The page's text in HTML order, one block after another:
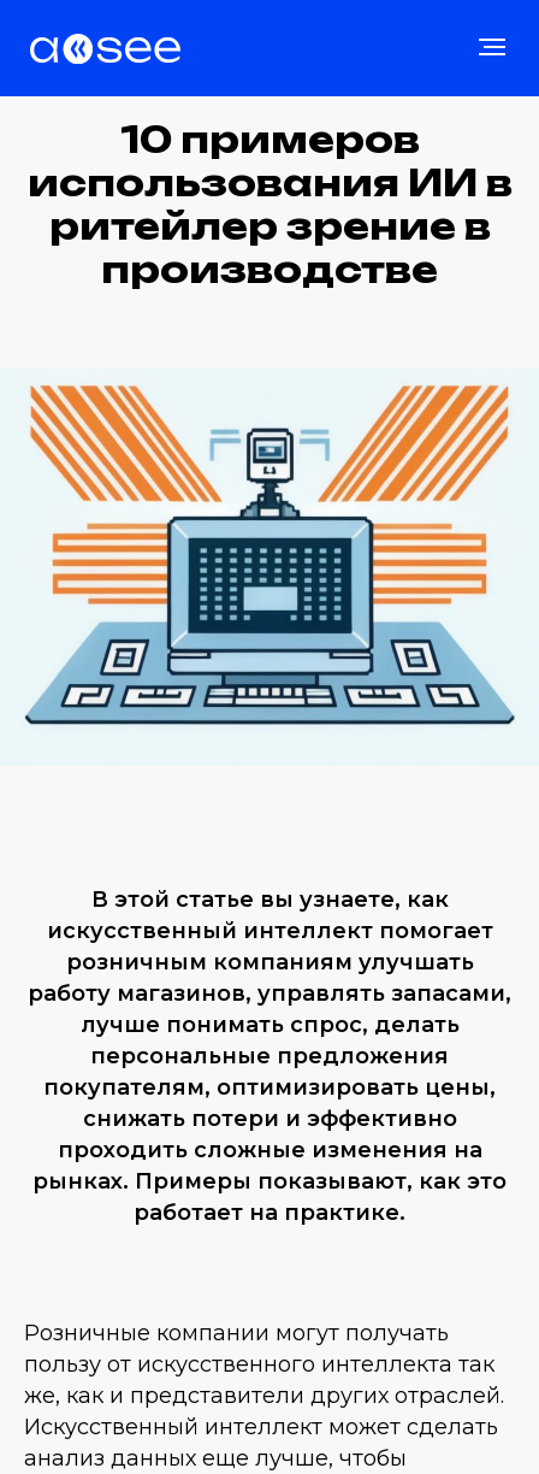
10 примеров
использования ИИ в
ритейлер зрение в
производстве
В этой статье вы узнаете, как
искусственный интеллект помогает
розничным компаниям улучшать
работу магазинов, управлять запасами,
лучше понимать спрос, делать
персональные предложения
покупателям, оптимизировать цены,
снижать потери и эффективно
проходить сложные изменения на
рынках. Примеры показывают, как это
работает на практике.
Розничные компании могут получать
пользу от искусственного интеллекта так
же, как и представители других отраслей.
Искусственный интеллект может сделать
анализ данных еще лучше, чтобы